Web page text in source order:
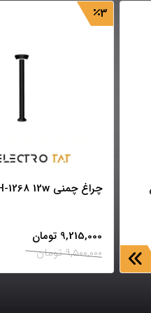
3
چراغ چمنی SH-1268 12w شعاع
9,215,000 تومان
9,500,000 تومان